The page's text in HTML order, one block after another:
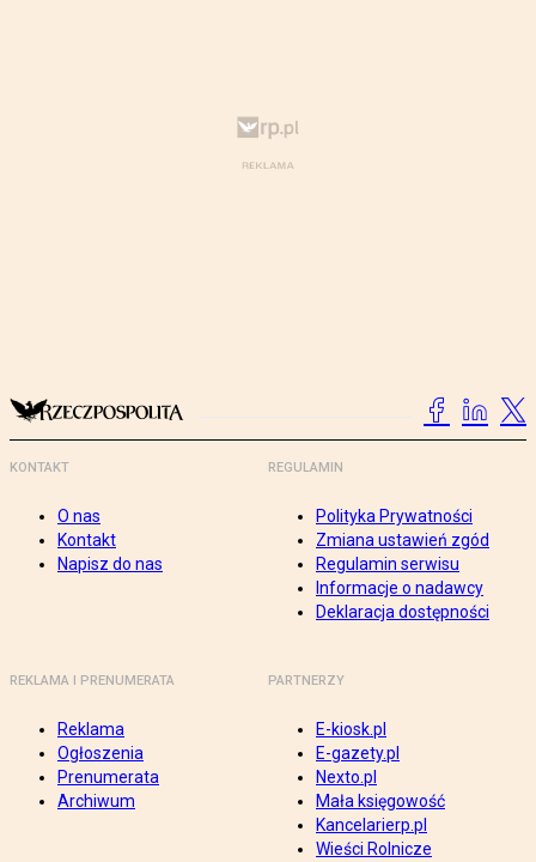
KONTAKT
O nas
Kontakt
Napisz do nas
REGULAMIN
Polityka Prywatności
Zmiana ustawień zgód
Regulamin serwisu
Informacje o nadawcy
Deklaracja dostępności
REKLAMA I PRENUMERATA
Reklama
Ogłoszenia
Prenumerata
Archiwum
PARTNERZY
E-kiosk.pl
E-gazety.pl
Nexto.pl
Mała księgowość
Kancelarierp.pl
Wieści Rolnicze